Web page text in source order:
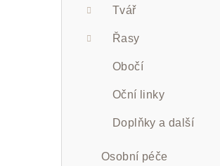
Tvář
Řasy
Obočí
Oční linky
Doplňky a další
Osobní péče